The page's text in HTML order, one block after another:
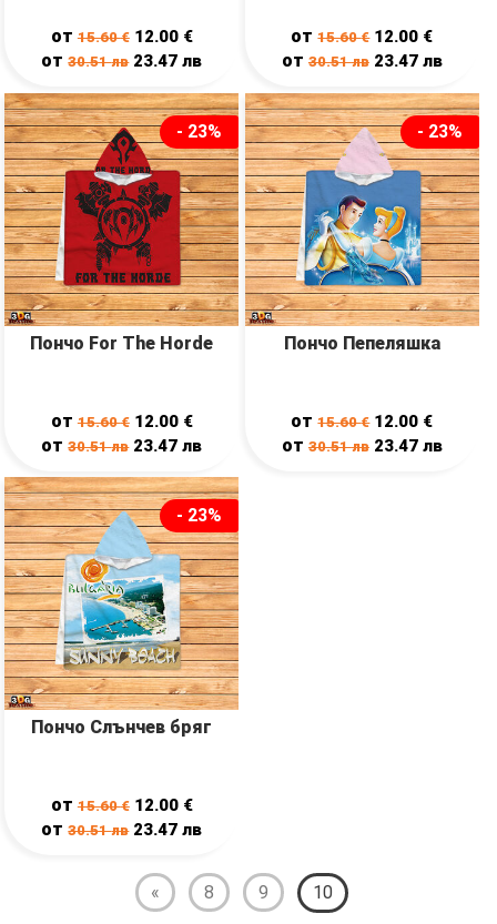
от15.60€ 12.00 €
от30.51лв 23.47лв
от15.60€ 12.00 €
от 30.51лв 23.47 лв
- 23%
Пончо For The Horde
от15.60€ 12.00 €
от30.51лв 23.47лв
- 23%
Пончо Пепеляшка
от15.60€ 12.00 €
от 30.51лв 23.47 лв
- 23%
Пончо Слънчев бряг
от15.60€ 12.00 €
от30.51лв 23.47лв
« 8 9 10